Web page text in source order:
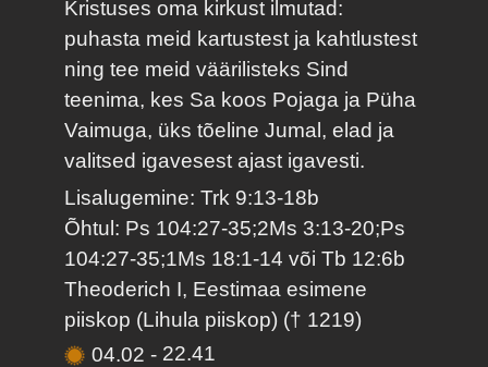
Kristuses oma kirkust ilmutad:
puhasta meid kartustest ja kahtlustest
ning tee meid väärilisteks Sind
teenima, kes Sa koos Pojaga ja Püha
Vaimuga, üks tõeline Jumal, elad ja
valitsed igavesest ajast igavesti.
Lisalugemine: Trk 9:13-18b
Õhtul: Ps 104:27-35;2Ms 3:13-20;Ps
104:27-35;1Ms 18:1-14 või Tb 12:6b
Theoderich I, Eestimaa esimene
piiskop (Lihula piiskop) († 1219)
04.02- 22.41